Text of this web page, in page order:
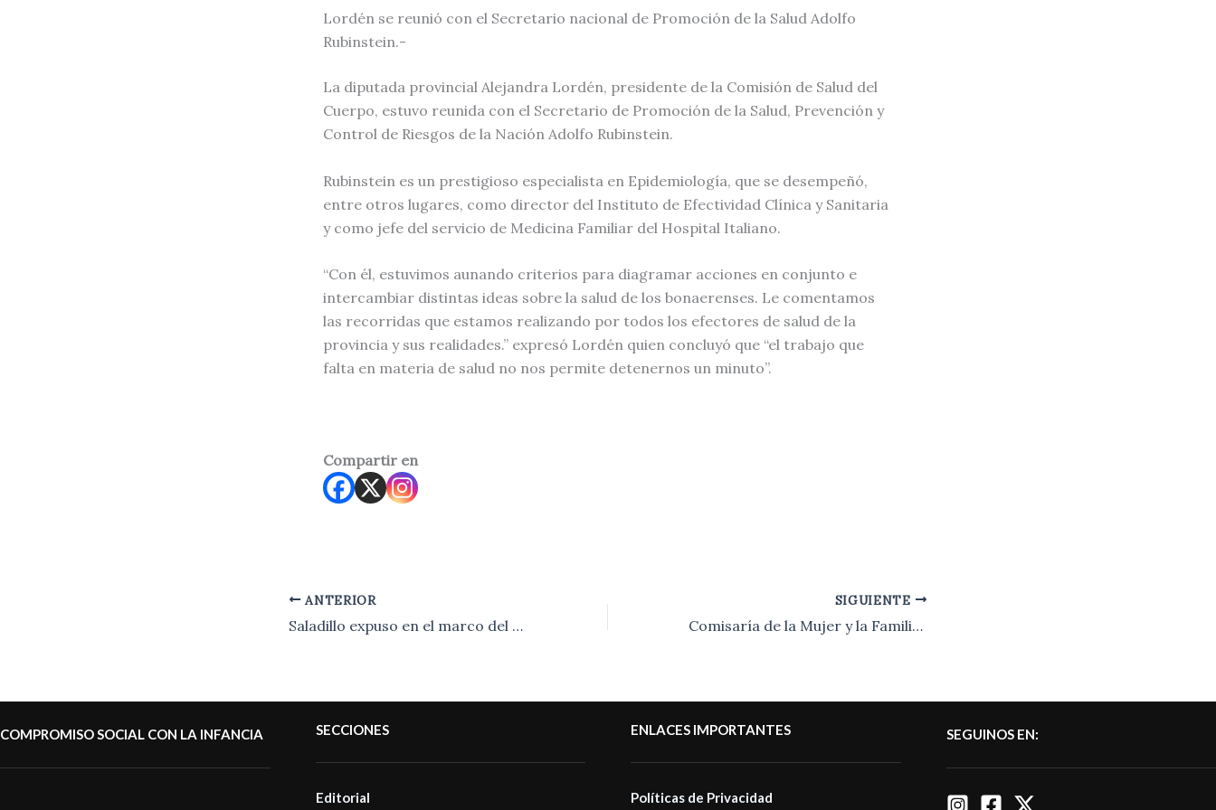
Lordén se reunió con el Secretario nacional de Promoción de la Salud Adolfo
Rubinstein.-
La diputada provincial Alejandra Lordén, presidente de la Comisión de Salud del
Cuerpo, estuvo reunida con el Secretario de Promoción de la Salud, Prevención y
Control de Riesgos de la Nación Adolfo Rubinstein.
Rubinstein es un prestigioso especialista en Epidemiología, que se desempeñó,
entre otros lugares, como director del Instituto de Efectividad Clínica y Sanitaria
y como jefe del servicio de Medicina Familiar del Hospital Italiano.
“Con él, estuvimos aunando criterios para diagramar acciones en conjunto e
intercambiar distintas ideas sobre la salud de los bonaerenses. Le comentamos
las recorridas que estamos realizando por todos los efectores de salud de la
provincia y sus realidades.” expresó Lordén quien concluyó que “el trabajo que
falta en materia de salud no nos permite detenernos un minuto”.
Compartir en
ANTERIOR
Saladillo expuso en el marco del Programa “ Conocé tu Provincia «.-
SIGUIENTE
Comisaría de la Mujer y la Familia. Espacio más que comprometido con la toma de cada denuncia a la que la dependencia debe dar respuesta.-
COMPROMISO SOCIAL CON LA INFANCIA SECCIONES
Editorial
ENLACES IMPORTANTES
Políticas de Privacidad
SEGUINOS EN: